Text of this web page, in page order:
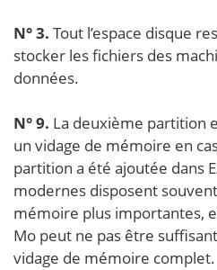
N° 3. Tout l’espace disque
stocker les fichiers des
données.
N° 9. La deuxième partition
un vidage de mémoire en
partition a été ajoutée dans
modernes disposent
mémoire plus importantes,
Mo peut ne pas être
vidage de mémoire complet.